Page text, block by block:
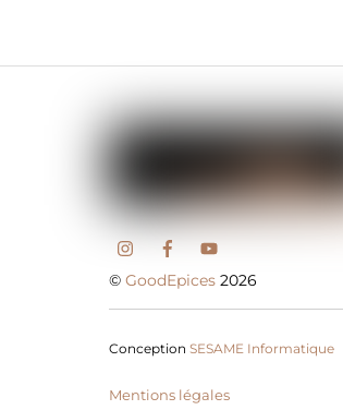
©GoodEpices 2026
ConceptionSESAME Informatique
Mentions légales